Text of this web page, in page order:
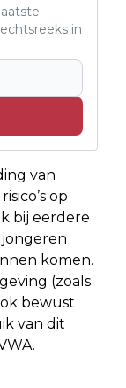
in
van
op
bij eerdere
komen.
(zoals
bewust
van dit